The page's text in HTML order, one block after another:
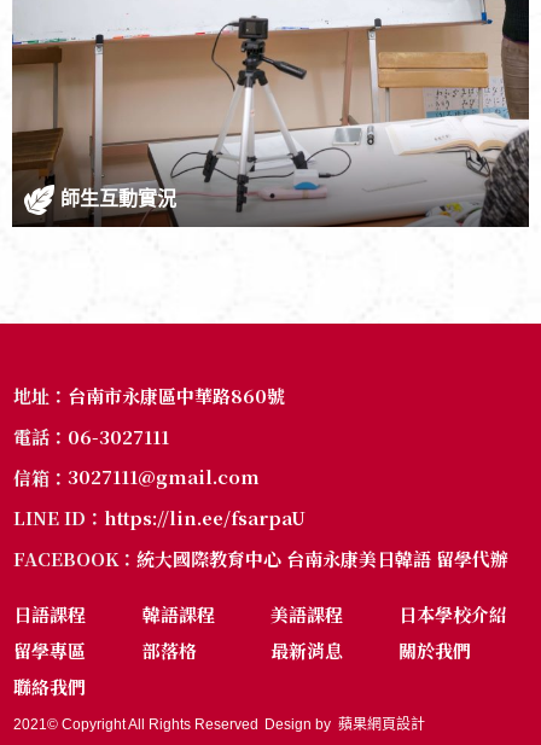
師生互動實況
地址： 台南市永康區中華路860號
電話： 06-3027111
信箱：3027111@gmail.com
LINE ID： https://lin.ee/fsarpaU
FACEBOOK：統大國際教育中心 台南永康美日韓語 留學代辦
日語課程 韓語課程 美語課程
日本學校介紹
留學專區
部落格 最新消息
關於我們
聯絡我們
2021© Copyright All Rights Reserved Design by蘋果網頁設計